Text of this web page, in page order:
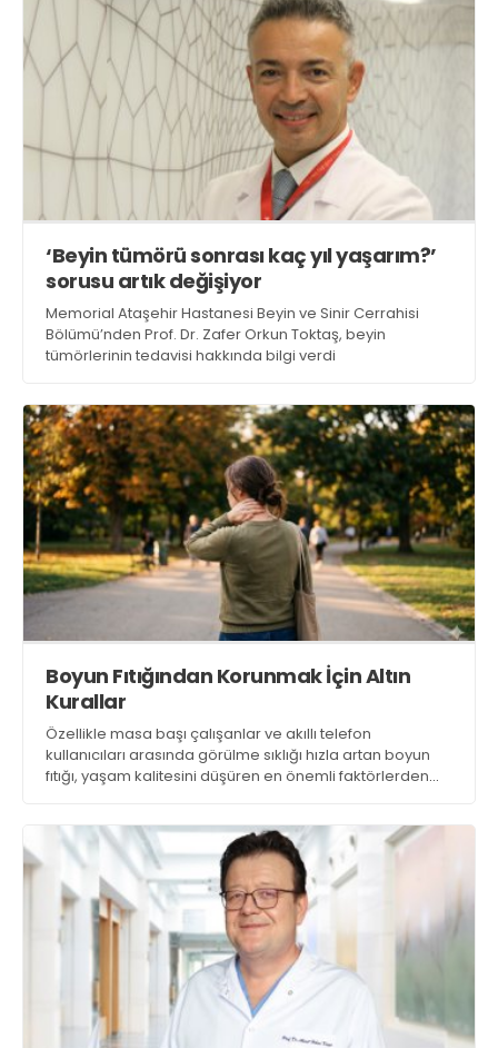
‘Beyin tümörü sonrası kaç yıl yaşarım?’
sorusu artık değişiyor
Memorial Ataşehir Hastanesi Beyin ve Sinir Cerrahisi
Bölümü’nden Prof. Dr. Zafer Orkun Toktaş, beyin
tümörlerinin tedavisi hakkında bilgi verdi
Boyun Fıtığından Korunmak İçin Altın
Kurallar
Özellikle masa başı çalışanlar ve akıllı telefon
kullanıcıları arasında görülme sıklığı hızla artan boyun
fıtığı, yaşam kalitesini düşüren en önemli faktörlerden